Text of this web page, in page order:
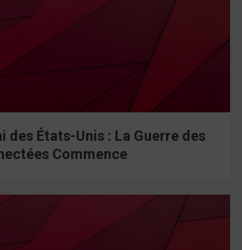
des États-Unis : La Guerre des
Commence